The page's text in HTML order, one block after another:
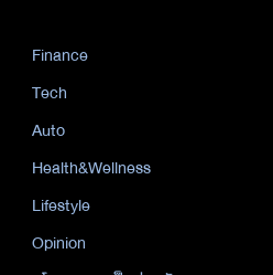
Finance
Tech
Auto
Health&Wellness
Lifestyle
Opinion